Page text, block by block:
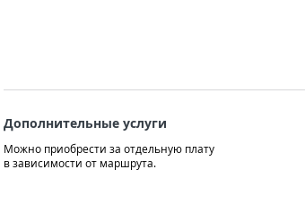
Дополнительные услуги
Можно приобрести за отдельную плату
в зависимости от маршрута.